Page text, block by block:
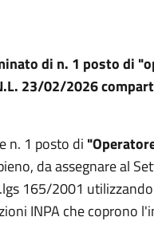
di n. 1 posto di
23/02/2026
n. 1 posto di
da assegnare al
165/2001
INPA che coprono